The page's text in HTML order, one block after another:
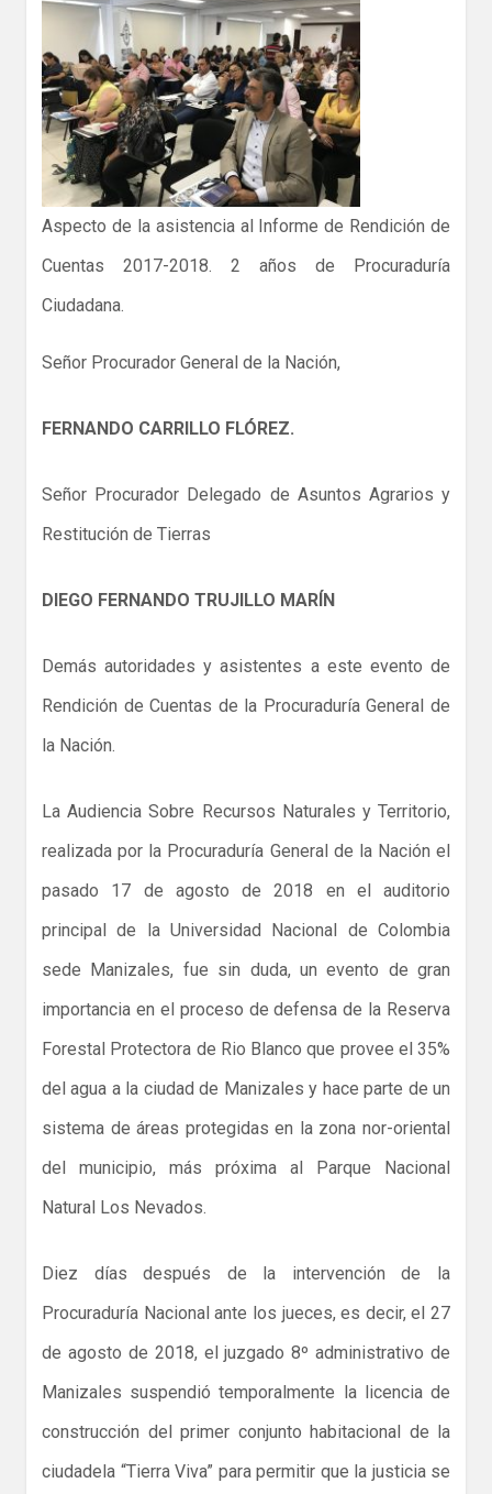
Aspecto de la asistencia al Informe de Rendición de
Cuentas 2017-2018. 2 años de Procuraduría
Ciudadana.
Señor Procurador General de la Nación,
FERNANDO CARRILLO FLÓREZ.
Señor Procurador Delegado de Asuntos Agrarios y
Restitución de Tierras
DIEGO FERNANDO TRUJILLO MARÍN
Demás autoridades y asistentes a este evento de
Rendición de Cuentas de la Procuraduría General de
la Nación.
La Audiencia Sobre Recursos Naturales y Territorio,
realizada por la Procuraduría General de la Nación el
pasado 17 de agosto de 2018 en el auditorio
principal de la Universidad Nacional de Colombia
sede Manizales, fue sin duda, un evento de gran
importancia en el proceso de defensa de la Reserva
Forestal Protectora de Rio Blanco que provee el 35%
del agua a la ciudad de Manizales y hace parte de un
sistema de áreas protegidas en la zona nor-oriental
del municipio, más próxima al Parque Nacional
Natural Los Nevados.
Diez días después de la intervención de la
Procuraduría Nacional ante los jueces, es decir, el 27
de agosto de 2018, el juzgado 8º administrativo de
Manizales suspendió temporalmente la licencia de
construcción del primer conjunto habitacional de la
ciudadela “Tierra Viva” para permitir que la justicia se